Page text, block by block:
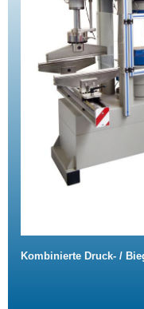
Kombinierte Druck- /